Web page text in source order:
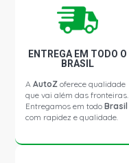
ENTREGA EM TODO O
BRASIL
AAutoZ oferece qualidade
que vai além das fronteiras.
Entregamos em todoBrasil
com rapidez e qualidade.